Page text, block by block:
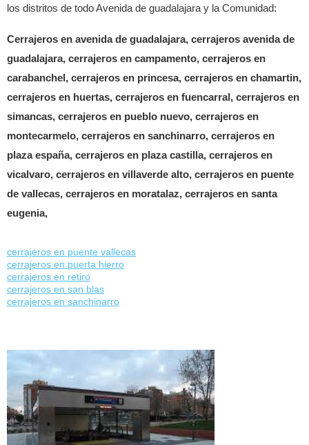
los distritos de todo Avenida de guadalajara y la Comunidad:
Cerrajeros en avenida de guadalajara, cerrajeros avenida de
guadalajara, cerrajeros en campamento, cerrajeros en
carabanchel, cerrajeros en princesa, cerrajeros en chamartin,
cerrajeros en huertas, cerrajeros en fuencarral, cerrajeros en
simancas, cerrajeros en pueblo nuevo, cerrajeros en
montecarmelo, cerrajeros en sanchinarro, cerrajeros en
plaza españa, cerrajeros en plaza castilla, cerrajeros en
vicalvaro, cerrajeros en villaverde alto, cerrajeros en puente
de vallecas, cerrajeros en moratalaz, cerrajeros en santa
eugenia,
cerrajeros en puente vallecas
cerrajeros en puerta hierro
cerrajeros en retiro
cerrajeros en san blas
cerrajeros en sanchinarro